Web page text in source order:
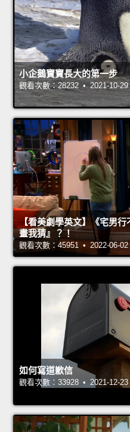
小企鵝寶寶長大的第一步
觀看次數：28232 • 2021-10-29
【看美劇學英文】《宅男
畫我猜』？！
觀看次數：45951 • 2022-06-02
如何寫道歉信
觀看次數：33928 • 2021-12-23